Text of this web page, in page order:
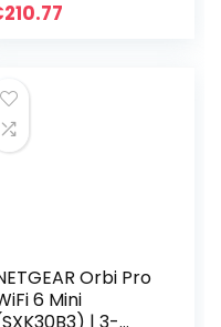
210.77
Orbi Pro
6 Mini